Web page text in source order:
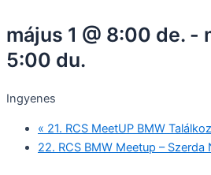
május 1 @ 8:00 de. -
5:00 du.
Ingyenes
« 21. RCS MeetUP BMW
22. RCS BMW Meetup – Szerda